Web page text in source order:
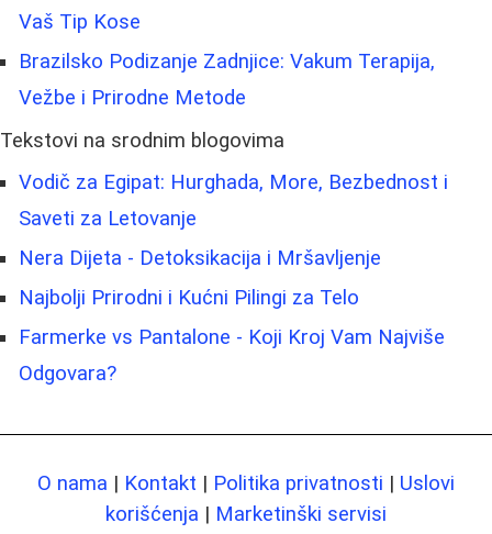
Vaš Tip Kose
Brazilsko Podizanje Zadnjice: Vakum Terapija,
Vežbe i Prirodne Metode
Tekstovi na srodnim blogovima
Vodič za Egipat: Hurghada, More, Bezbednost i
Saveti za Letovanje
Nera Dijeta - Detoksikacija i Mršavljenje
Najbolji Prirodni i Kućni Pilingi za Telo
Farmerke vs Pantalone - Koji Kroj Vam Najviše
Odgovara?
O nama | Kontakt | Politika privatnosti | Uslovi
korišćenja | Marketinški servisi